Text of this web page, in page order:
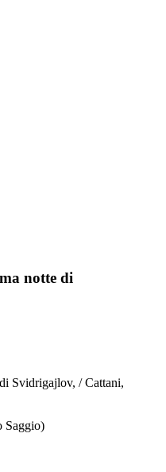
notte di
Svidrigajlov, / Cattani,
Saggio)